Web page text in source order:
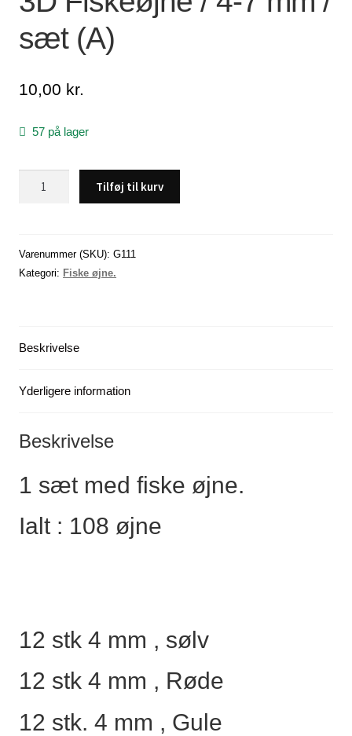
Lagersalg
sæt (A)
10,00 kr.
57 på lager
7
mm
antal
Tilføj til kurv
Varenummer (SKU):G111
Kategori: Fiske øjne.
Beskrivelse
Yderligere information
Beskrivelse
1 sæt med fiske øjne.
Ialt : 108 øjne
12 stk 4 mm , sølv
12 stk 4 mm , Røde
12 stk. 4 mm , Gule